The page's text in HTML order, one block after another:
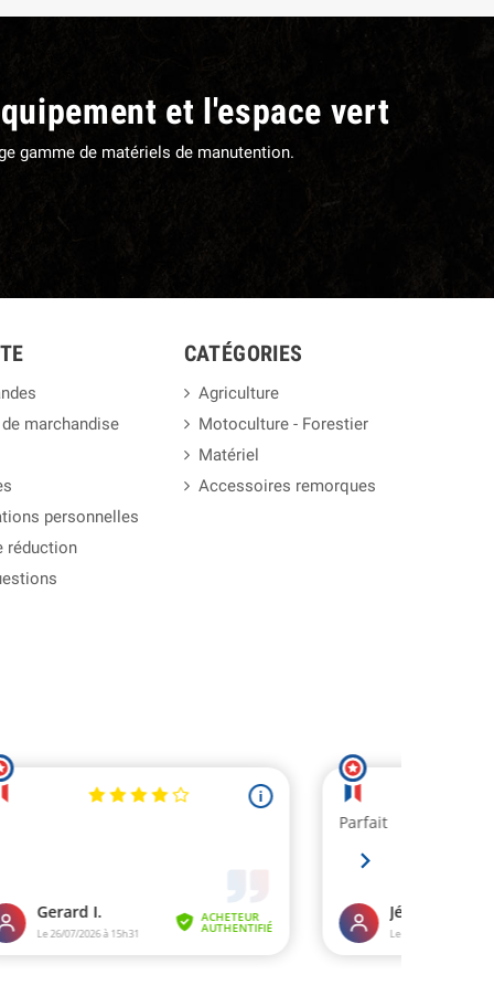
et l'espace vert
gamme de matériels de manutention.
marchandise
personnelles
réduction
CATÉGORIES
Agriculture
Motoculture - Forestier
Matériel
Accessoires remorques